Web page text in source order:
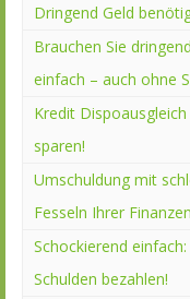
Dringend Geld
Brauchen Sie
einfach – auch ohne
Kredit
sparen!
Umschuldung mit
Fesseln Ihrer
Schockierend
Schulden bezahlen!